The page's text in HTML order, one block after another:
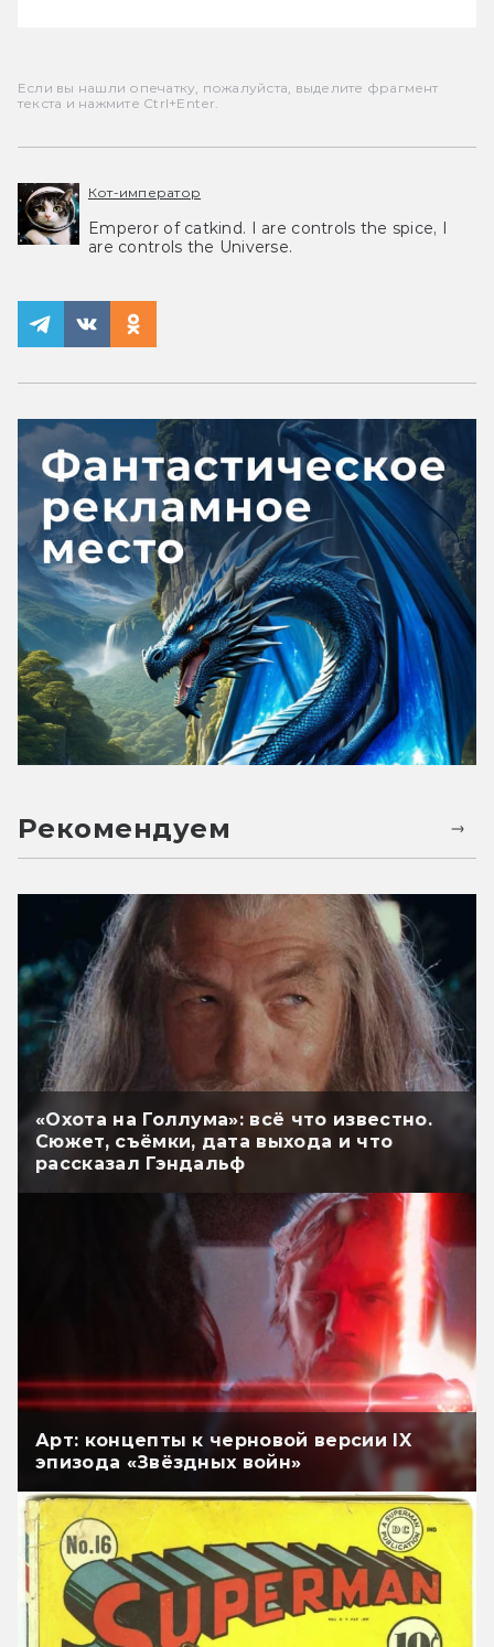
Если вы нашли опечатку, пожалуйста, выделите фрагмент
текста и нажмите Ctrl+Enter.
Кот-император
Emperor of catkind. I are controls the spice, I
are controls the Universe.
Рекомендуем
«Охота на Голлума»: всё что известно.
Сюжет, съёмки, дата выхода и что
рассказал Гэндальф
Арт: концепты к черновой версии IX
эпизода «Звёздных войн»